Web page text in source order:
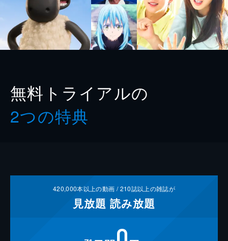
無料トライアルの
2つの特典
420,000本以上の動画 /210誌以上の雑誌が
見放題 読み放題